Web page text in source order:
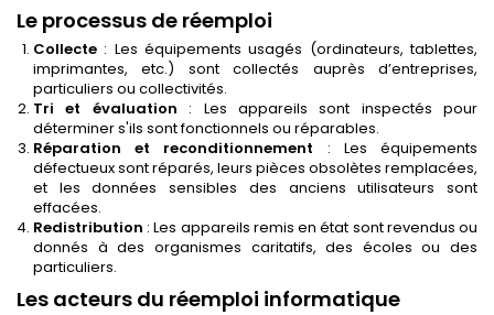
Le processus de réemploi
Collecte : Les équipements usagés (ordinateurs, tablettes,
imprimantes, etc.) sont collectés auprès d’entreprises,
particuliers ou collectivités.
Tri et évaluation : Les appareils sont inspectés pour
déterminer s'ils sont fonctionnels ou réparables.
Réparation et reconditionnement : Les équipements
défectueux sont réparés, leurs pièces obsolètes remplacées,
et les données sensibles des anciens utilisateurs sont
effacées.
Redistribution : Les appareils remis en état sont revendus ou
donnés à des organismes caritatifs, des écoles ou des
particuliers.
Les acteurs du réemploi informatique